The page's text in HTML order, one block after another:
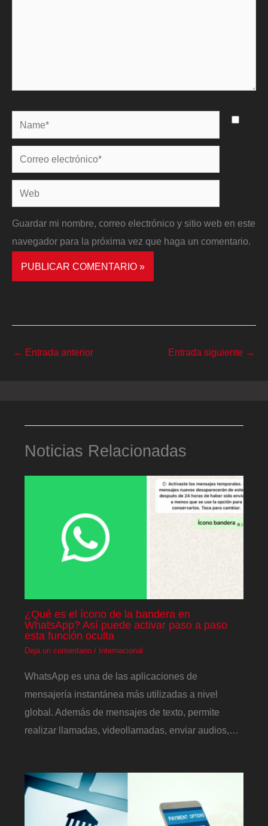
Name*
Correo
electrónico*
Web
Guardar mi nombre, correo electrónico y sitio web en este
navegador para la próxima vez que haga un comentario.
← Entrada anterior Entrada siguiente →
Noticias Relacionadas
¿Qué es el ícono de la bandera en
WhatsApp? Así puede activar paso a paso
esta función oculta
Deja un comentario / Internacional
WhatsApp es una de las aplicaciones de
mensajería instantánea más utilizadas a nivel
global. Además de mensajes de texto, permite
realizar llamadas, videollamadas, enviar audios,…